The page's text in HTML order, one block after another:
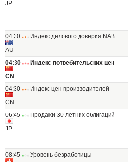
JP
04:30
AU
Индекс делового доверия NAB
04:30
CN
Индекс потребительских цен
04:30
CN
Индекс цен производителей
06:45
JP
Продажи 30-летних облигаций
08:45
Уровень безработицы